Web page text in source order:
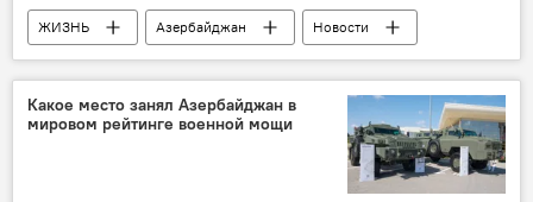
ЖИЗНЬ Азербайджан Новости
Какое место занял Азербайджан в
мировом рейтинге военной мощи